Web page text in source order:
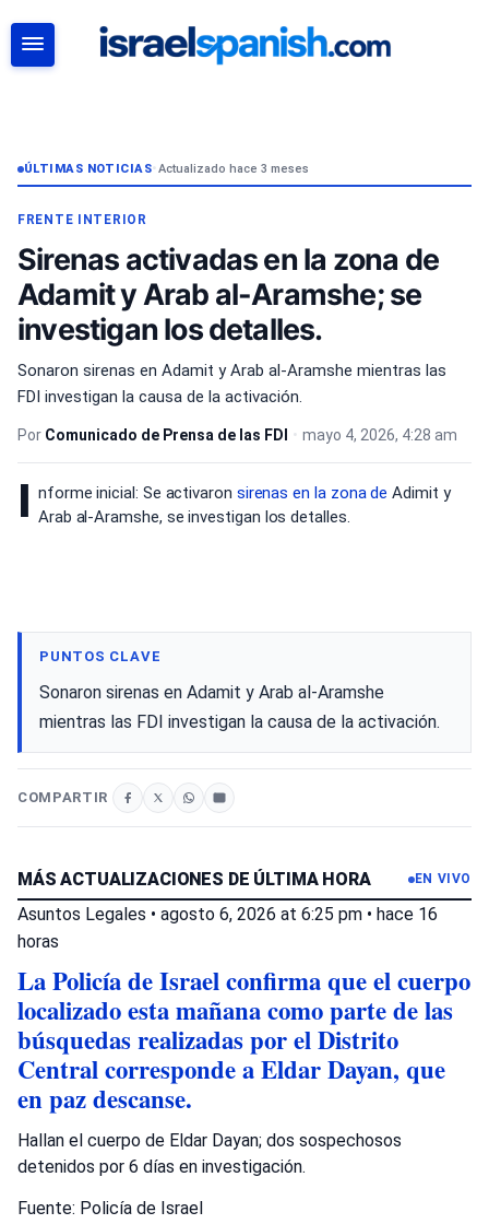
ÚLTIMAS NOTICIAS• Actualizado hace 3 meses
FRENTE INTERIOR
Sirenas activadas en la zona de
Adamit y Arab al-Aramshe; se
investigan los detalles.
Sonaron sirenas en Adamit y Arab al-Aramshe mientras las
FDI investigan la causa de la activación.
Por Comunicado de Prensa de las FDI • mayo 4, 2026, 4:28 am
I nforme inicial: Se activaron sirenas en la zona de Adimit y
Arab al-Aramshe, se investigan los detalles.
PUNTOS CLAVE
Sonaron sirenas en Adamit y Arab al-Aramshe
mientras las FDI investigan la causa de la activación.
COMPARTIR
MÁS ACTUALIZACIONES DE ÚLTIMA HORA EN VIVO
Asuntos Legales • agosto 6, 2026 at 6:25 pm • hace 16
horas
La Policía de Israel confirma que el cuerpo
localizado esta mañana como parte de las
búsquedas realizadas por el Distrito
Central corresponde a Eldar Dayan, que
en paz descanse.
Hallan el cuerpo de Eldar Dayan; dos sospechosos
detenidos por 6 días en investigación.
Fuente: Policía de Israel